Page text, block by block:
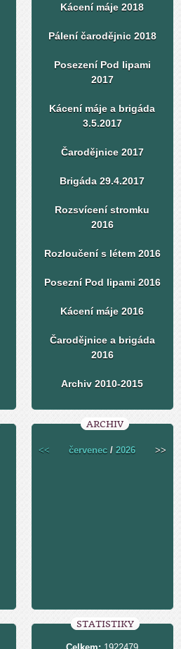
Kácení máje 2018
Pálení čarodějnic 2018
Posezení Pod lipami
2017
Kácení máje a brigáda
3.5.2017
Čarodějnice 2017
Brigáda 29.4.2017
Rozsvícení stromku
2016
Rozloučení s létem 2016
Posezní Pod lipami 2016
Kácení máje 2016
Čarodějnice a brigáda
2016
Archiv 2010-2015
ARCHIV
<< červenec /2026 >>
STATISTIKY